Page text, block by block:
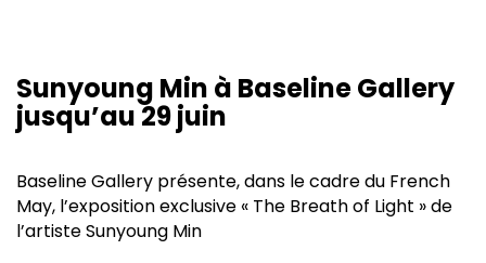
Sunyoung Min à Baseline Gallery
jusqu’au 29 juin
Baseline Gallery présente, dans le cadre du French
May, l’exposition exclusive « The Breath of Light » de
l’artiste Sunyoung Min